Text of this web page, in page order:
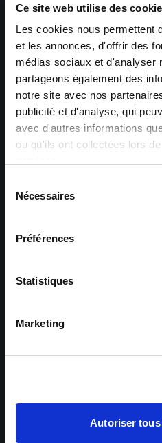
Ce site web utilise des
Les cookies nous permettent
et les annonces, d'offrir des
médias sociaux et d'analyser
partageons également des
notre site avec nos
publicité et d'analyse, qui
avec d'autres informations
ou qu'ils ont collectées lors
Nécessaires
Préférences
Statistiques
Marketing
Autoriser